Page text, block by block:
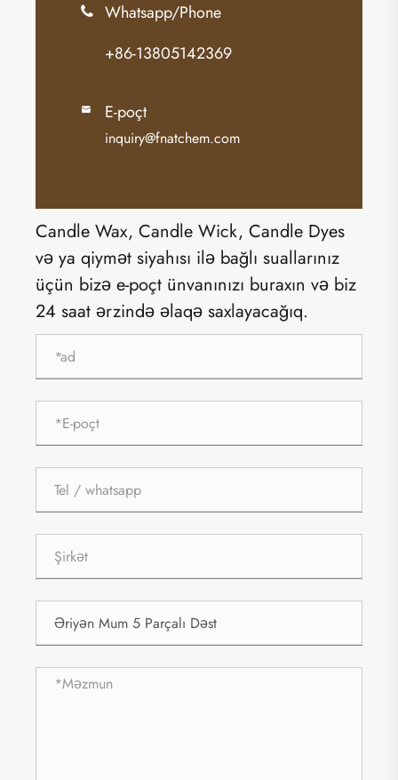

Whatsapp/Phone
+86-13805142369
 E-poçt
inquiry@fnatchem.com
Candle Wax, Candle Wick, Candle Dyes
və ya qiymət siyahısı ilə bağlı suallarınız
üçün bizə e-poçt ünvanınızı buraxın və biz
24 saat ərzində əlaqə saxlayacağıq.